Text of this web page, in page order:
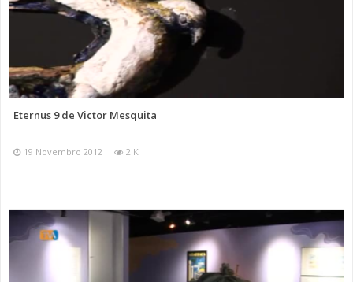
Eternus 9 de Victor Mesquita
19 Novembro 2012 2 K